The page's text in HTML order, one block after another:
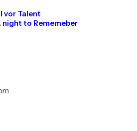
vor Talent
night to Rememeber
Coda Audio PA